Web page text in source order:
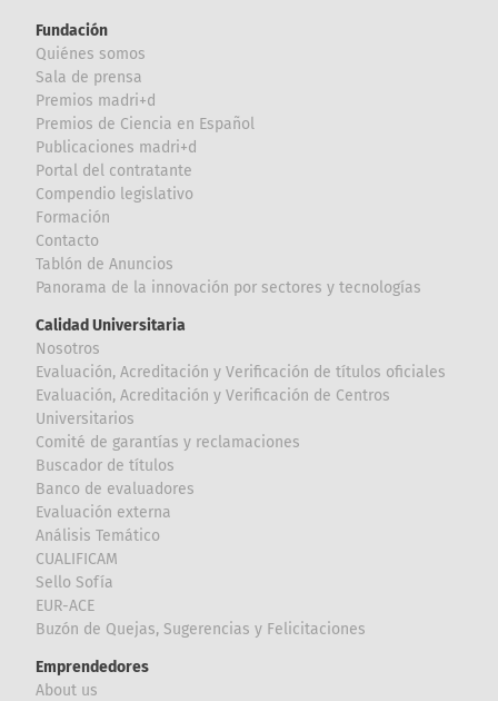
Fundación
Quiénes somos
Sala de prensa
Premios madri+d
Premios de Ciencia en Español
Publicaciones madri+d
Portal del contratante
Compendio legislativo
Formación
Contacto
Tablón de Anuncios
Panorama de la innovación por sectores y tecnologías
Calidad Universitaria
Nosotros
Evaluación, Acreditación y Verificación de títulos oficiales
Evaluación, Acreditación y Verificación de Centros
Universitarios
Comité de garantías y reclamaciones
Buscador de títulos
Banco de evaluadores
Evaluación externa
Análisis Temático
CUALIFICAM
Sello Sofía
EUR-ACE
Buzón de Quejas, Sugerencias y Felicitaciones
Emprendedores
About us